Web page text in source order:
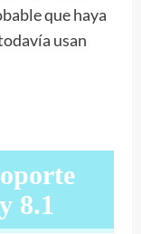
que haya
usan
8.1